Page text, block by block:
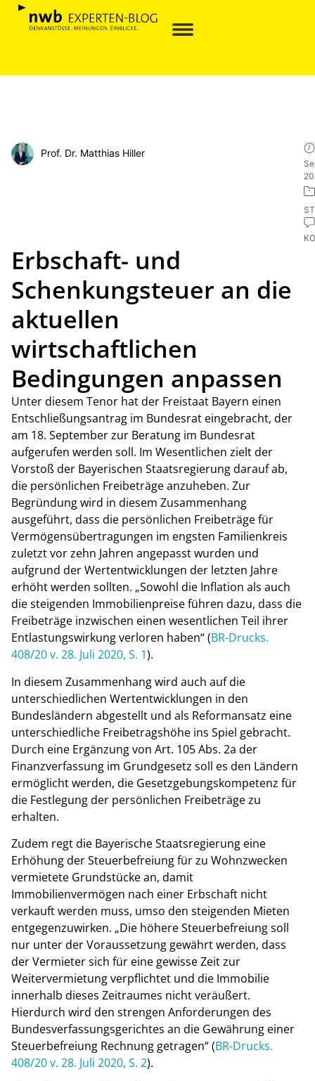
Prof. Dr. Matthias Hiller
Erbschaft- und
Schenkungsteuer an die
aktuellen
wirtschaftlichen
Bedingungen anpassen
Unter diesem Tenor hat der Freistaat Bayern einen
Entschließungsantrag im Bundesrat eingebracht, der
am 18. September zur Beratung im Bundesrat
aufgerufen werden soll. Im Wesentlichen zielt der
Vorstoß der Bayerischen Staatsregierung darauf ab,
die persönlichen Freibeträge anzuheben. Zur
Begründung wird in diesem Zusammenhang
ausgeführt, dass die persönlichen Freibeträge für
Vermögensübertragungen im engsten Familienkreis
zuletzt vor zehn Jahren angepasst wurden und
aufgrund der Wertentwicklungen der letzten Jahre
erhöht werden sollten. „Sowohl die Inflation als auch
die steigenden Immobilienpreise führen dazu, dass die
Freibeträge inzwischen einen wesentlichen Teil ihrer
Entlastungswirkung verloren haben“ (BR-Drucks.
408/20 v. 28. Juli 2020, S. 1).
In diesem Zusammenhang wird auch auf die
unterschiedlichen Wertentwicklungen in den
Bundesländern abgestellt und als Reformansatz eine
unterschiedliche Freibetragshöhe ins Spiel gebracht.
Durch eine Ergänzung von Art. 105 Abs. 2a der
Finanzverfassung im Grundgesetz soll es den Ländern
ermöglicht werden, die Gesetzgebungskompetenz für
die Festlegung der persönlichen Freibeträge zu
erhalten.
Zudem regt die Bayerische Staatsregierung eine
Erhöhung derSteuerbefreiung für zu Wohnzwecken
vermietete Grundstücke an, damit
Immobilienvermögen nach einer Erbschaft nicht
verkauft werden muss, umso den steigenden Mieten
entgegenzuwirken. „Die höhere Steuerbefreiung soll
nur unter der Voraussetzung gewährt werden, dass
der Vermieter sich für eine gewisse Zeit zur
Weitervermietung verpflichtet und die Immobilie
innerhalb dieses Zeitraumes nicht veräußert.
Hierdurch wird den strengen Anforderungen des
Bundesverfassungsgerichtes an die Gewährung einer
Steuerbefreiung Rechnung getragen“ (BR-Drucks.
408/20 v. 28. Juli 2020, S. 2).